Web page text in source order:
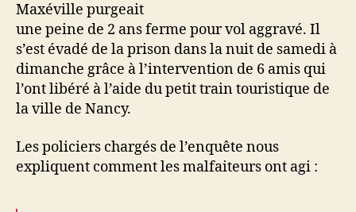
Maxéville purgeait
une peine de 2 ans ferme pour vol aggravé. Il
s’est évadé de la prison dans la nuit de samedi à
dimanche grâce à l’intervention de 6 amis qui
l’ont libéré à l’aide du petit train touristique de
la ville de Nancy.
Les policiers chargés de l’enquête nous
expliquent comment les malfaiteurs ont agi :